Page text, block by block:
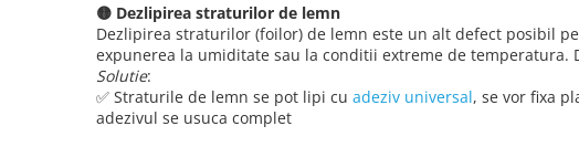
🟡 Dezlipirea straturilor de lemn
Dezlipirea straturilor (foilor) de lemn este un alt defect posibil
expunerea la umiditate sau la conditii extreme de
Solutie:
✅ Straturile de lemn se pot lipi cu adeziv universal, se vor fixa
adezivul se usuca complet